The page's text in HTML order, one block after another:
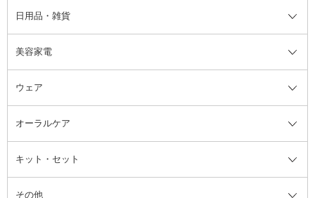
洗顔グッズ
ブラシ・チップ
ツィザー・毛抜き
カミソリ
ファンデーション・パウダーケー
ス
ミラー・鏡
マッサージ・ボディケアグッズ
かかと・角質ケアグッズ
絆創膏
ヘア・ヘアケアグッズ全て
ヘアゴム
ヘアバンド
ヘッドマッサージブラシ
日用品・雑貨
日用品・雑貨全て
柔軟剤
ルームフレグランス・ディフュー
ザー
アロマキャンドル
消臭剤・芳香剤
美容家電
美容家電全て
ボディケア美容家電
その他美容家電
ウェア
ウェア全て
レッグウェア
オーラルケア
オーラルケア全て
歯ブラシ
キット・セット
キット・セット全て
その他